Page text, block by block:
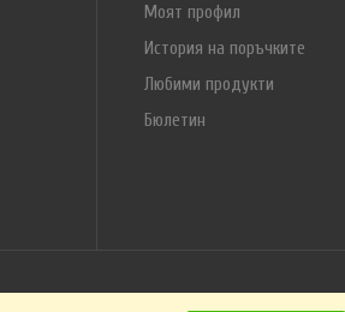
Моят профил
История на поръчките
Любими продукти
Бюлетин